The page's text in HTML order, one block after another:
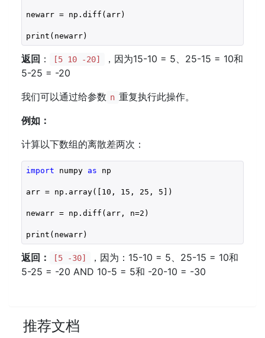
newarr = np.diff(arr)
print(newarr)
返回 ： [5 10 -20]
，因为15-10 = 5、25-15 = 10和
5-25 = -20
我们可以通过给参数 n 重复执行此操作。
例如：
计算以下数组的离散差两次：
import numpy as np
arr = np.array([ 10 , 15 , 25 , 5 ])
newarr = np.diff(arr, n=2 )
print(newarr)
返回： [5 -30]
，因为：15-10 = 5、25-15 = 10和
5-25 = -20 AND 10-5 = 5和 -20-10 = -30
推荐文档